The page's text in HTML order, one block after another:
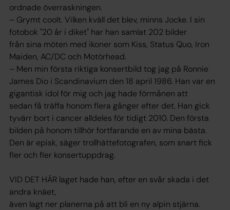
ordnade överraskningen.
– Grymt coolt. Vilken kväll det blev, minns Jocke. I sin
fotobok "20 år i diket" har han samlat 202 bilder
från sina möten med ikoner som Kiss, Status Quo, Iron
Maiden, AC/DC och Motörhead.
– Men min första riktiga konsertbild tog jag på Ronnie
James Dio i Scandinavium den 18 april 1986. Han var en
gigantisk idol för mig och jag hade förmånen att
sedan få träffa honom flera gånger efter det. Han gick
tyvärr bort i cancer alldeles för tidigt 2010. Den första
bilden på honom tillhör fortfarande en av mina bästa.
Den är episk, säger trollhättefotografen, som snart fick
fler och fler konsertuppdrag.
VID DET HÄR laget hade han, efter en svår skada i det
andra knäet,
även lagt ner planerna på att bli en ny alpin stjärna.